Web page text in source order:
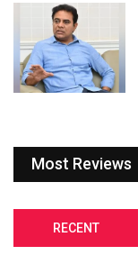
Most Reviews
RECENT